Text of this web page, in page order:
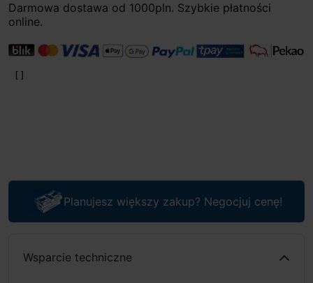
Darmowa dostawa od 1000pln. Szybkie płatności
online.
Planujesz większy zakup? Negocjuj cenę!
Wsparcie techniczne